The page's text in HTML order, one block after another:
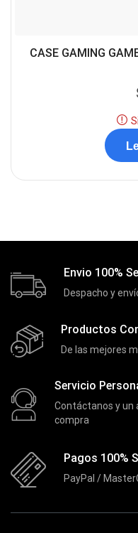
CASE GAMING
Envio 100%
Despacho y
Productos
De las mejores
Servicio
Contáctanos y un
compra
Pagos 100%
PayPal /